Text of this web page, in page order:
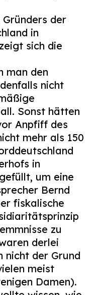
der
in
sich die
man den
nicht
Sonst hätten
Anpfiff des
mehr als 150
in
um eine
Bernd
fiskalische
zu
derlei
nicht der Grund
meist
Damen).